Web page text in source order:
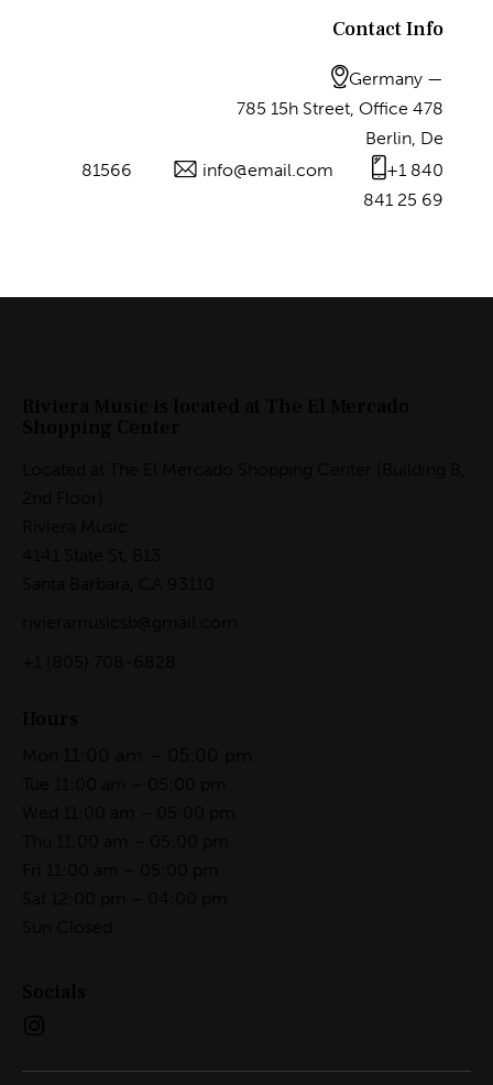
Contact Info
Germany —
785 15h Street, Office 478
Berlin, De
81566
info@email.com
+1 840
841 25 69